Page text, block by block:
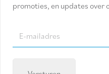
promoties, en updates over
mailadres